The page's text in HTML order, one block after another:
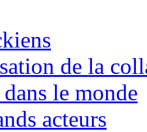
de la
le monde
acteurs